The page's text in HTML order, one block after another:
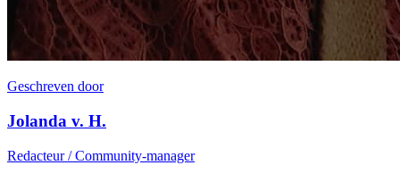
Geschreven door
Jolanda v. H.
Redacteur / Community-manager